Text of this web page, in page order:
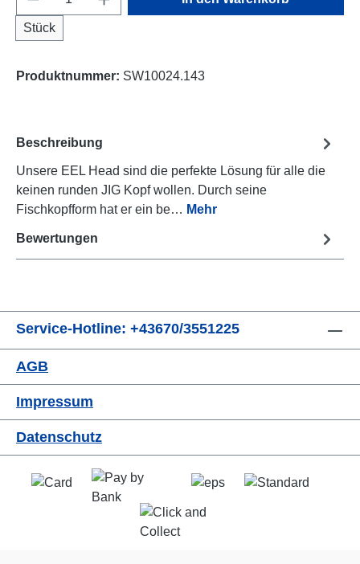
Stück
Produktnummer: SW10024.143
Beschreibung
Unsere EEL Head sind die perfekte Lösung für alle die
keinen runden JIG Kopf wollen. Durch seine
Fischkopfform hat er ein be… Mehr
Bewertungen
Service-Hotline: +43670/3551225
AGB
Impressum
Datenschutz